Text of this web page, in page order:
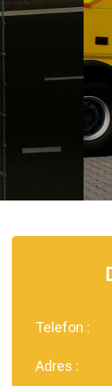
Telefon :
Adres :